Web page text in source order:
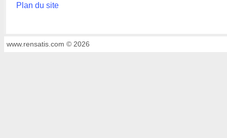
Plan du site
www.rensatis.com © 2026